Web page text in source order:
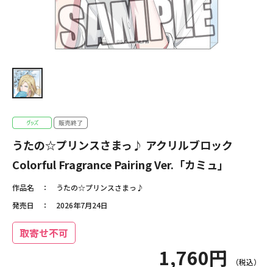
うたの☆プリンスさまっ♪ アクリルブロック
Colorful Fragrance Pairing Ver.「カミュ」
作品名
うたの☆プリンスさまっ♪
発売日
2026年7月24日
取寄せ不可
1,760円